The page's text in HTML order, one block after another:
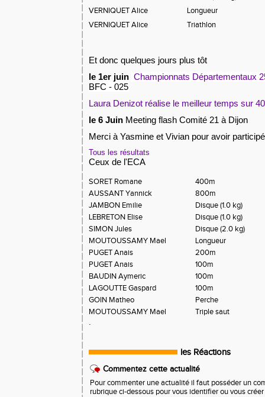
VERNIQUET Alice
Longueur
VERNIQUET Alice
Triathlon
Et donc quelques jours plus tôt
le 1er juin Championnats Départementaux
BFC - 025
Laura Denizot réalise le meilleur temps sur
le 6 Juin Meeting flash Comité 21 à Dijon
Merci à Yasmine et Vivian pour avoir
Tous les résultats
Ceux de l'ECA
SORET Romane
400m
AUSSANT Yannick
800m
JAMBON Emilie
Disque (1.0 kg)
LEBRETON Elise
Disque (1.0 kg)
SIMON Jules
Disque (2.0 kg)
MOUTOUSSAMY Mael
Longueur
PUGET Anais
200m
PUGET Anais
100m
BAUDIN Aymeric
100m
LAGOUTTE Gaspard
100m
GOIN Matheo
Perche
MOUTOUSSAMY Mael
Triple saut
.
les Réactions
Commentez cette actualité
Pour commenter une actualité il faut posséder un
rubrique ci-dessous pour vous identifier ou vous